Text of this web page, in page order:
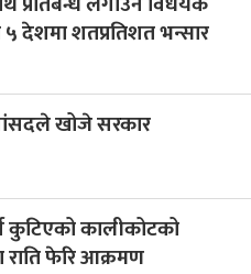
५ देशमा शतप्रतिशत भन्सार
खोजे सरकार
कुटिएको कालीकोटको
राति फेरि आक्रमण